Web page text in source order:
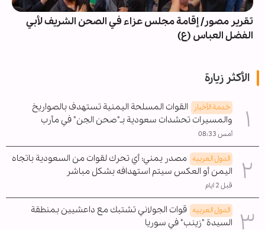
تقرير مصور/ إقامة مجلس عزاء في الصحن الشريف لأبي
الفضل العباس (ع)
الأكثر زيارة
خدمة الأخبار
القوات المسلحة اليمنية تستهدف بالصواريخ
والمسيرات تحشدات سعودية بـ"صحن الجن" في مأرب
أمس 08:33
الدول العربیه مصدر يمني: أي تحرك لقوات من السعودية باتجاه
اليمن أو العكس سيتم استهدافه بشكل مباشر
قبل 2 ايام
الدول العربیه قوات الجولاني تشتبك مع داعشيين بمنطقة
السيدة "زينب" في سوريا